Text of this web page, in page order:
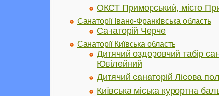
ОКСТ Приморський, місто
Санаторії Івано-Франківська область
Санаторій Черче
Санаторії Київська область
Дитячий оздоровчий табір
Ювілейний
Дитячий санаторій Лісова
Київська міська курортна